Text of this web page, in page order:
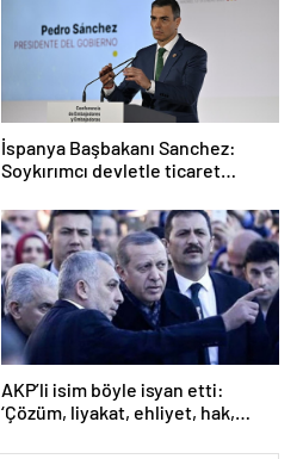
İspanya Başbakanı Sanchez:
Soykırımcı devletle ticaret
AKP’li isim böyle isyan etti:
‘Çözüm, liyakat, ehliyet, hak,